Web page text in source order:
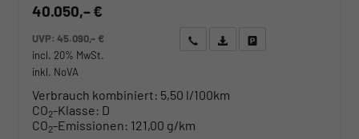
40.050,– €
UVP:45.090,– €
incl. 20% MwSt.
inkl. NoVA
Wir rufen Sie anAngebot drucken (PDF)
Verbrauch kombiniert: 5,50 l/100km
CO2-Klasse: D
CO2-Emissionen: 121,00 g/km